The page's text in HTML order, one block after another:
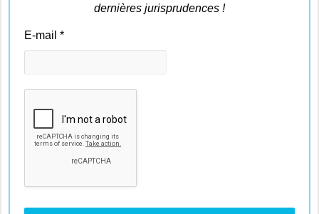
dernières jurisprudences !
E-mail*